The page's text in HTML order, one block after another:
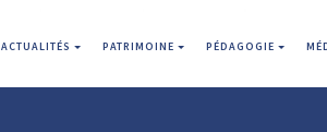
ACTUALITÉS PATRIMOINE PÉDAGOGIE